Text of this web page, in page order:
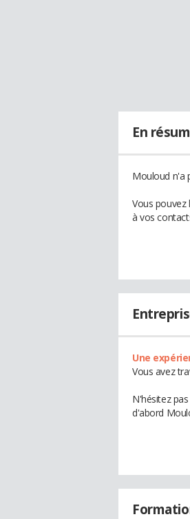
En
Mouloud n'a
Vous pouvez
à vos
Une
Vous avez
N'hésitez
d'abord